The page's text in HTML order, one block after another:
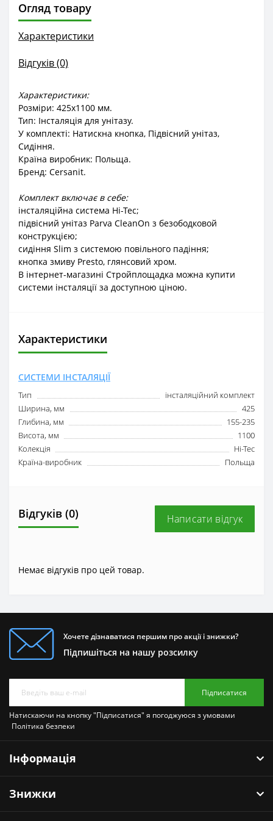
Огляд товару
Характеристики
Відгуків (0)
Характеристики:
Розміри: 425x1100 мм.
Тип: Інсталяція для унітазу.
У комплекті: Натискна кнопка, Підвісний унітаз,
Сидіння.
Країна виробник: Польща.
Бренд: Cersanit.
Комплект включає в себе:
інсталяційна система Hi-Tec;
підвісний унітаз Parva CleanOn з безободковой
конструкцією;
сидіння Slim з системою повільного падіння;
кнопка змиву Presto, глянсовий хром.
В інтернет-магазині Стройплощадка можна купити
системи інсталяції за доступною ціною.
Характеристики
СИСТЕМИ ІНСТАЛЯЦІЇ
Тип
інсталяційний комплект
Ширина, мм
425
Глибина, мм
155-235
Висота, мм
1100
Колекція
Hi-Tec
Країна-виробник
Польща
Відгуків (0) Написати відгук
Немає відгуків про цей товар.
Хочете дізнаватися першим про акції і знижки?
Підпишіться на нашу розсилку
Підписатися
Натискаючи на кнопку "Підписатися" я погоджуюся з умовами
Політика безпеки
Інформація
Знижки